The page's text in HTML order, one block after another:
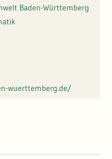
Baden-Württemberg
wuerttemberg.de/